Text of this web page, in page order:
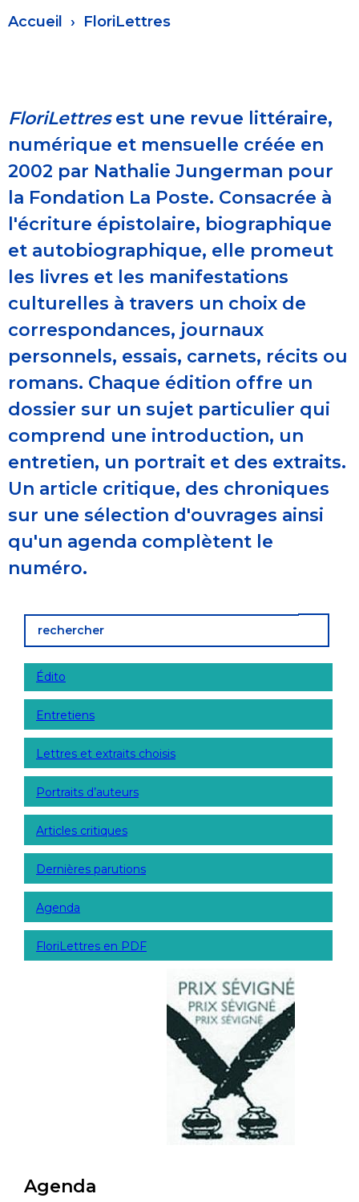
Fil
Accueil FloriLettres
FloriLettresest une revue littéraire,
numérique et mensuelle créée en
2002 par Nathalie Jungerman pour
la Fondation La Poste. Consacrée à
l'écriture épistolaire, biographique
et autobiographique, elle promeut
les livres et les manifestations
culturelles à travers un choix de
correspondances, journaux
personnels, essais, carnets, récits ou
romans. Chaque édition offre un
dossier sur un sujet particulier qui
comprend une introduction, un
entretien, un portrait et des extraits.
Un article critique, des chroniques
sur une sélection d'ouvrages ainsi
qu'un agenda complètent le
numéro.
Agenda
Édito
Entretiens
Lettres et extraits choisis
Portraits d’auteurs
Articles critiques
Dernières parutions
Agenda
FloriLettres en PDF